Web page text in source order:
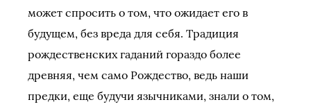
может спросить о том, что ожидает его в
будущем, без вреда для себя. Традиция
рождественских гаданий гораздо более
древняя, чем само Рождество, ведь наши
предки, еще будучи язычниками, знали о том,